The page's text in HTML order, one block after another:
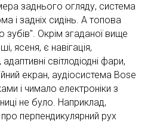
заднього огляду, система
і задніх сидінь. А топова
Окрім згаданої вище
ясеня, є навігація,
світлодіодні фари,
екран, аудіосистема Bose
і чимало електроніки з
не було. Наприклад,
перпендикулярний рух